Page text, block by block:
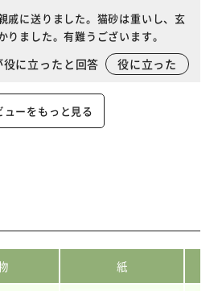
戚に送りました。猫砂は重いし、玄
りました。有難うございます。
役に立ったと回答 役に立った
ューをもっと見る
紙